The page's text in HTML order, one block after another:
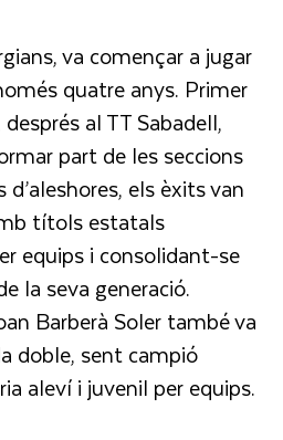
va començar a jugar
quatre anys. Primer
al TT Sabadell,
part de les seccions
els èxits van
títols estatals
equips i consolidant-se
la seva generació.
Barberà Soler també va
doble, sent campió
aleví i juvenil per equips.